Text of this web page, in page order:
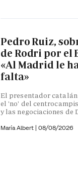
Pedro Ruiz,
de Rodri por el
«Al Madrid le
falta»
El presentador
el 'no' del
y las negociaciones de
María Albert | 08/08/2026